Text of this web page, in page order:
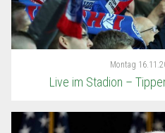
Montag
Live im Stadion –